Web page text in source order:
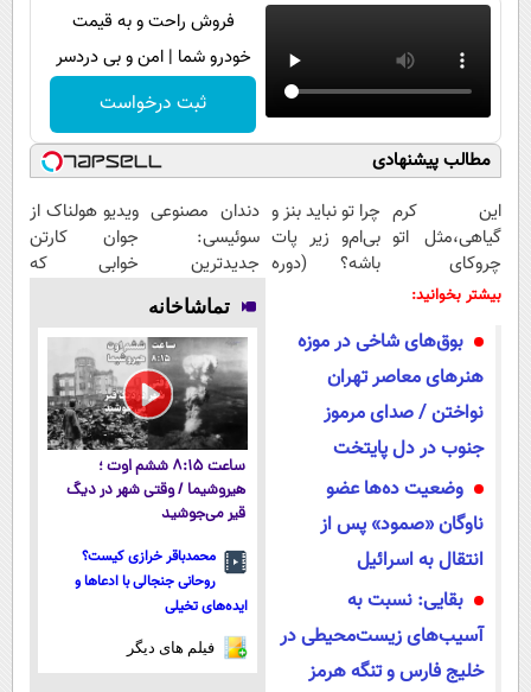
حیات وحش
سیاست خارجی
فروش راحت و به قیمت
خودرو شما | امن و بی دردسر
ثبت درخواست
مطالب پیشنهادی
این کرم
گیاهی،مثل اتو
چروکای
پوستتوصاف
چرا تو نباید بنز و
بی‌ام‌و زیر پات
باشه؟ (دوره
دندان مصنوعی
سوئیسی:
جدیدترین
فناوری اروپا،
سبک و مقاوم |
پرداخت قسطی
ویدیو هولناک از
جوان کارتن
خوابی که
بیشتر بخوانید:
بوق‌های شاخی در موزه
هنرهای معاصر تهران
نواختن / صدای مرموز
جنوب در دل پایتخت
وضعیت ده‌ها عضو
ناوگان «صمود» پس از
انتقال به اسرائیل
بقایی: نسبت به
آسیب‌های زیست‌محیطی در
خلیج فارس و تنگه هرمز
تماشاخانه
ساعت ۸:۱۵ ششم اوت ؛
هیروشیما / وقتی شهر در دیگ
قیر می‌جوشید
محمدباقر خرازی کیست؟
روحانی جنجالی با ادعاها و
ایده‌های تخیلی
فیلم های دیگر